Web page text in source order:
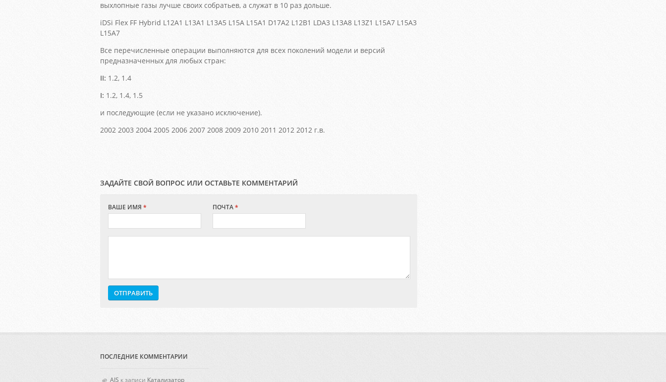
выхлопные газы лучше своих собратьев, а служат в 10 раз дольше.
iDSi Flex FF Hybrid L12A1 L13A1 L13A5 L15A L15A1 D17A2 L12B1 LDA3 L13A8 L13Z1 L15A7 L15A3
L15A7
Все перечисленные операции выполняются для всех поколений модели и версий
предназначенных для любых стран:
II: 1.2, 1.4
I: 1.2, 1.4, 1.5
и последующие (если не указано исключение).
2002 2003 2004 2005 2006 2007 2008 2009 2010 2011 2012 2012 г.в.
ЗАДАЙТЕ СВОЙ ВОПРОС ИЛИ ОСТАВЬТЕ КОММЕНТАРИЙ
ВАШЕ ИМЯ* ПОЧТА*
ПОСЛЕДНИЕ КОММЕНТАРИИ
AIS к записи Катализатор